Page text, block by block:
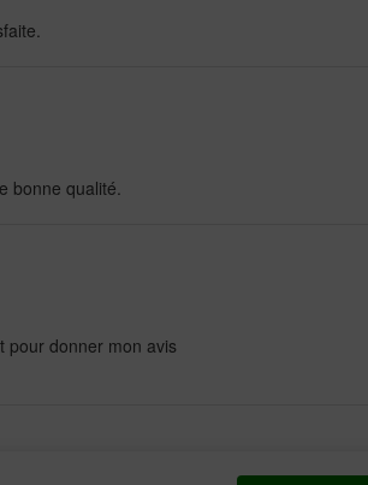
bonne qualité.
pour donner mon avis